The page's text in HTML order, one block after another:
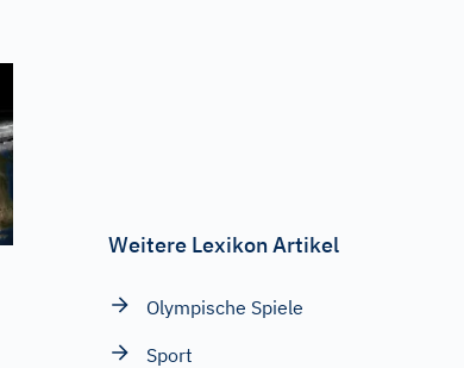
Weitere Lexikon Artikel
Olympische Spiele
Sport